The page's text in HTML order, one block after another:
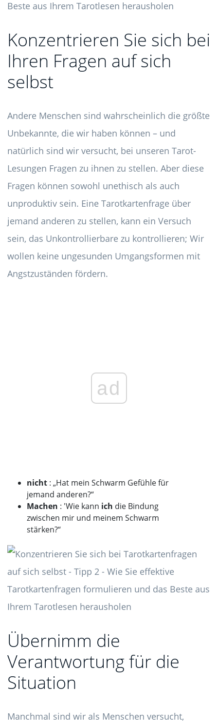
Konzentrieren Sie sich bei
Ihren Fragen auf sich
selbst
Andere Menschen sind wahrscheinlich die größte
Unbekannte, die wir haben können – und
natürlich sind wir versucht, bei unseren Tarot-
Lesungen Fragen zu ihnen zu stellen. Aber diese
Fragen können sowohl unethisch als auch
unproduktiv sein. Eine Tarotkartenfrage über
jemand anderen zu stellen, kann ein Versuch
sein, das Unkontrollierbare zu kontrollieren; Wir
wollen keine ungesunden Umgangsformen mit
Angstzuständen fördern.
ad
nicht : „Hat mein Schwarm Gefühle für
jemand anderen?“
Machen : 'Wie kann ich die Bindung
zwischen mir und meinem Schwarm
stärken?“
Übernimm die
Verantwortung für die
Situation
Manchmal sind wir als Menschen versucht,